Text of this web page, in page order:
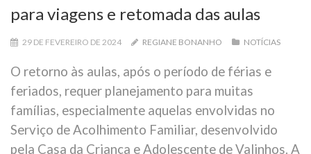
para viagens e retomada das aulas
29 DE FEVEREIRO DE 2024 REGIANE BONANHO NOTÍCIAS
O retorno às aulas, após o período de férias e
feriados, requer planejamento para muitas
famílias, especialmente aquelas envolvidas no
Serviço de Acolhimento Familiar, desenvolvido
pela Casa da Criança e Adolescente de Valinhos. A